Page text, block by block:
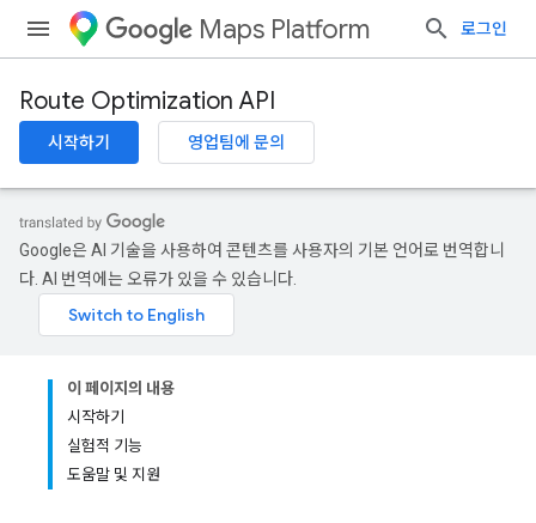
Maps Platform 로그인
Route Optimization API
시작하기 영업팀에 문의
Google은 AI 기술을 사용하여 콘텐츠를 사용자의 기본 언어로 번역합니
다. AI 번역에는 오류가 있을 수 있습니다.
이 페이지의 내용
시작하기
실험적 기능
도움말 및 지원